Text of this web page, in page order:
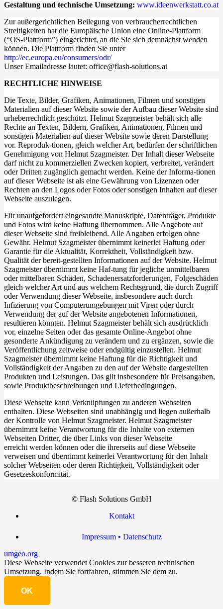
Gestaltung und technische Umsetzung: www.ideenwerkstatt.co.at
Zur außergerichtlichen Beilegung von verbraucherrechtlichen
Streitigkeiten hat die Europäische Union eine Online-Plattform
(“OS-Plattform”) eingerichtet, an die Sie sich demnächst wenden
können. Die Plattform finden Sie unter
http://ec.europa.eu/consumers/odr/
Unser Emailadresse lautet: office@flash-solutions.at
RECHTLICHE HINWEISE
Die Texte, Bilder, Grafiken, Animationen, Filmen und sonstigen
Materialien auf dieser Website sowie der Aufbau dieser Website sind
urheberrechtlich geschützt. Helmut Szagmeister behält sich alle
Rechte an Texten, Bildern, Grafiken, Animationen, Filmen und
sonstigen Materialien auf dieser Website sowie deren Darstellung
vor. Reproduk-tionen, gleich welcher Art, bedürfen der schriftlichen
Genehmigung von Helmut Szagmeister. Der Inhalt dieser Webseite
darf nicht zu kommerziellen Zwecken kopiert, verbreitet, verändert
oder Dritten zugänglich gemacht werden. Keine der Informa-tionen
auf dieser Webseite ist als eine Gewährung von Lizenzen oder
Rechten an den Logos oder Fotos oder sonstigen Inhalten auf dieser
Webseite auszulegen.
Für unaufgefordert eingesandte Manuskripte, Datenträger, Produkte
und Fotos wird keine Haftung übernommen. Alle Angebote auf
dieser Webseite sind freibleibend. Alle Angaben erfolgen ohne
Gewähr. Helmut Szagmeister übernimmt keinerlei Haftung oder
Garantie für die Aktualität, Korrektheit, Vollständigkeit bzw.
Qualität der bereit-gestellten Informationen auf der Website. Helmut
Szagmeister übernimmt keine Haf-tung für jegliche unmittelbaren
oder mittelbaren Schäden, Schadenersatzforderungen, Folgeschäden
gleich welcher Art und aus welchem Rechtsgrund, die durch Zugriff
oder Verwendung dieser Webseite, insbesondere auch durch
Infizierung von Computerumgebungen mit Viren oder durch
Verwendung der auf der Website angebotenen Informationen,
resultieren könnten. Helmut Szagmeister behält sich ausdrücklich
vor, einzelne Seiten oder das gesamte Online-Angebot ohne
gesonderte Ankündigung zu verändern und zu ergänzen, sowie die
Veröffentlichung zeitweise oder endgültig einzustellen. Helmut
Szagmeister übernimmt keine Haftung für die Richtigkeit und
Vollständigkeit der Angaben zu den auf der Website dargestellten
Produkten und Leistungen. Das gilt insbesondere für Preisangaben,
sowie Produktbeschreibungen und Lieferbedingungen.
Diese Webseite kann Verknüpfungen zu anderen Webseiten
enthalten. Diese Webseiten sind unabhängig und liegen außerhalb
der Kontrolle von Helmut Szagmeister. Helmut Szagmeister
übernimmt keine Verantwortung für die Inhalte von externen
Webseiten Dritter, die über Links von dieser Webseite
erreicht werden können oder die ihrerseits auf diese Webseite
verweisen und übernimmt keinerlei Verantwortung für den Inhalt
solcher Webseiten oder deren Richtigkeit, Vollständigkeit oder
Gesetzeskonformität.
© Flash Solutions GmbH
Kontakt
Impressum • Datenschutz
umgeo.org
Diese Webseite verwendet Cookies zur besseren technischen
Umsetzung. Indem Sie fortfahren, stimmen Sie dem zu.
OK